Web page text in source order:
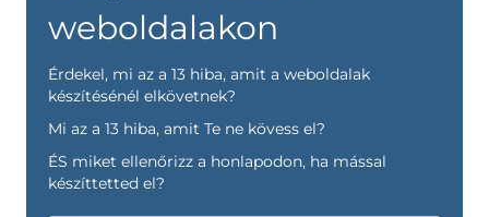
weboldalakon
Érdekel, mi az a 13 hiba, amit a weboldalak
készítésénél elkövetnek?
Mi az a 13 hiba, amit Te ne kövess el?
ÉS miket ellenőrizz a honlapodon, ha mással
készíttetted el?